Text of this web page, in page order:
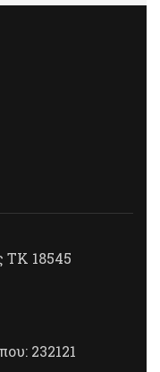
ΤΚ 18545
232121